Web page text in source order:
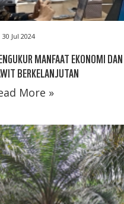
30 Jul 2024
MANFAAT EKONOMI
BERKELANJUTAN
More »